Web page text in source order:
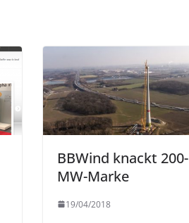
BBWind knackt 200-
MW-Marke
19/04/2018